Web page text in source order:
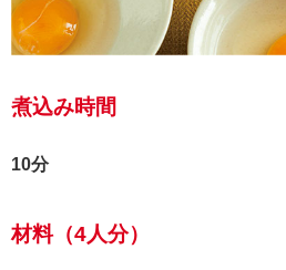
煮込み時間
10分
材料（4人分）